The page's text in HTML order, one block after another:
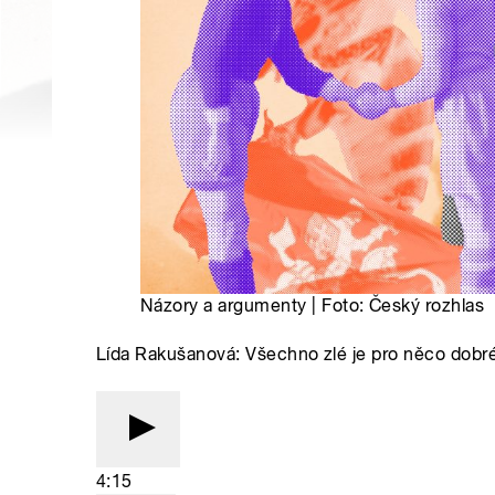
Názory a argumenty | Foto: Český rozhlas
Lída Rakušanová: Všechno zlé je pro něco
4:15